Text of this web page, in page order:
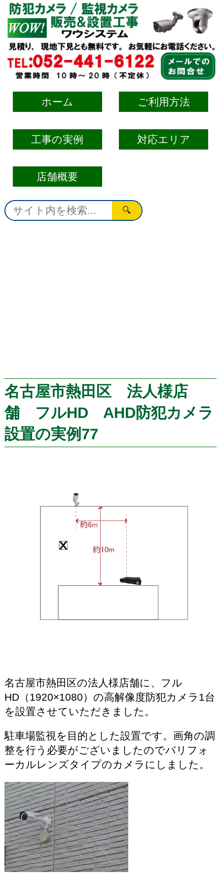
ホーム ご利用方法
工事の実例 対応エリア
店舗概要
🔍
名古屋市熱田区 法人様店
舗 フルHD AHD防犯カメラ
設置の実例77
名古屋市熱田区の法人様店舗に、フル
HD（1920×1080）の高解像度防犯カメラ1台
を設置させていただきました。
駐車場監視を目的とした設置です。画角の調
整を行う必要がございましたのでバリフォ
ーカルレンズタイプのカメラにしました。